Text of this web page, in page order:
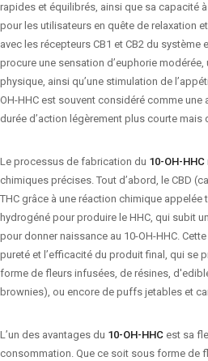
rapides et équilibrés, ainsi que sa capacité
pour les utilisateurs en quête de relaxation
avec les récepteurs CB1 et CB2 du
procure une sensation d’euphorie
physique, ainsi qu’une stimulation de
OH-HHC est souvent considéré comme une
durée d’action légèrement plus courte
Le processus de fabrication du 10-OH-HHC
chimiques précises. Tout d’abord, le CBD
THC grâce à une réaction chimique appelée
hydrogéné pour produire le HHC, qui subit
pour donner naissance au 10-OH-HHC.
pureté et l’efficacité du produit final, qui se
forme de fleurs infusées, de résines,
brownies), ou encore de puffs jetables et
L’un des avantages du 10-OH-HHC est sa
consommation. Que ce soit sous forme de